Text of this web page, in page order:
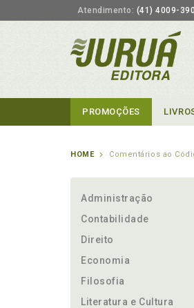
Atendimento: (41) 4009-
PROMOÇÕES
HOME Comentários ao
Administração
Contabilidade
Direito
Economia
Filosofia
Literatura e Cultura